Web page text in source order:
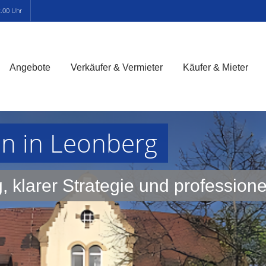
Uhr
Angebote Verkäufer & Vermieter Käufer & Mieter
in Leonberg
klarer Strategie und